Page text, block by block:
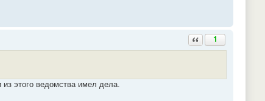
Ответить с цитатой
1
этого ведомства имел дела.